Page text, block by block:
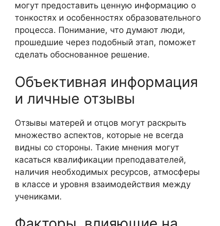
могут предоставить ценную информацию о
тонкостях и особенностях образовательного
процесса. Понимание, что думают люди,
прошедшие через подобный этап, поможет
сделать обоснованное решение.
Объективная информация
и личные отзывы
Отзывы матерей и отцов могут раскрыть
множество аспектов, которые не всегда
видны со стороны. Такие мнения могут
касаться квалификации преподавателей,
наличия необходимых ресурсов, атмосферы
в классе и уровня взаимодействия между
учениками.